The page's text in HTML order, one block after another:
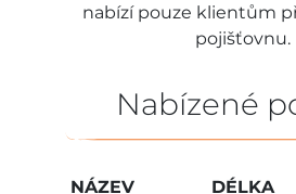
nabízí pouze klientům
pojišťovnu.
Nabízené
NÁZEV
DÉLKA